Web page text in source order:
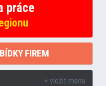
práce
FIREM
+ vložit menu